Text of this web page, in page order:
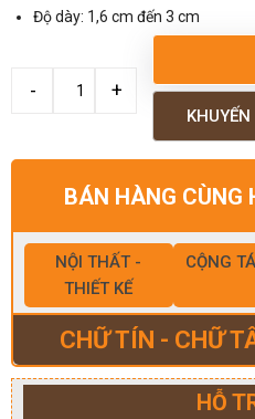
Độ dày: 1,6 cm đến 3 cm
BÁN HÀNG CÙNG
NỘI THẤT -
THIẾT KẾ
CỘNG
CHỮ TÍN - CHỮ
HỖ